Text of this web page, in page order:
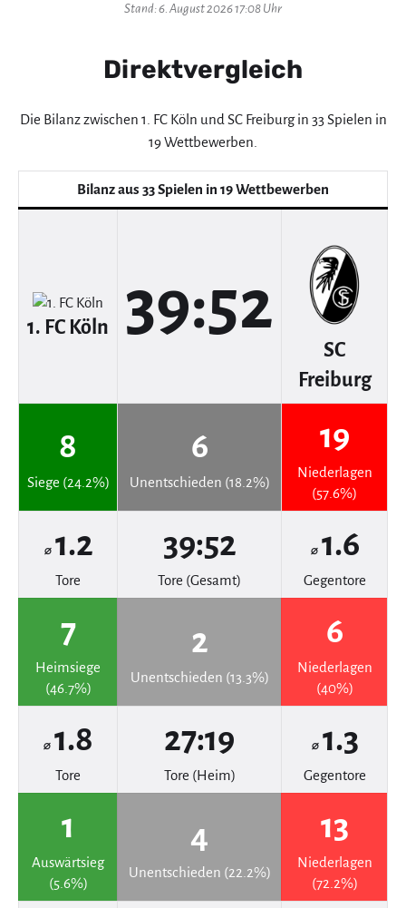
Stand: 6. August 2026 17:08 Uhr
Direktvergleich
Die Bilanz zwischen 1. FC Köln und SC Freiburg in 33 Spielen in
19 Wettbewerben.
Bilanz aus 33 Spielen in 19 Wettbewerben
1. FC Köln 39:52
SC
Freiburg
8
Siege (24.2%)
6
Unentschieden (18.2%)
19
Niederlagen
(57.6%)
⌀ 1.2
Tore
39:52
Tore (Gesamt)
⌀ 1.6
Gegentore
7
Heimsiege
(46.7%)
2
Unentschieden (13.3%)
6
Niederlagen
(40%)
⌀ 1.8
Tore
27:19
Tore (Heim)
⌀ 1.3
Gegentore
1
Auswärtsieg
(5.6%)
4
Unentschieden (22.2%)
13
Niederlagen
(72.2%)